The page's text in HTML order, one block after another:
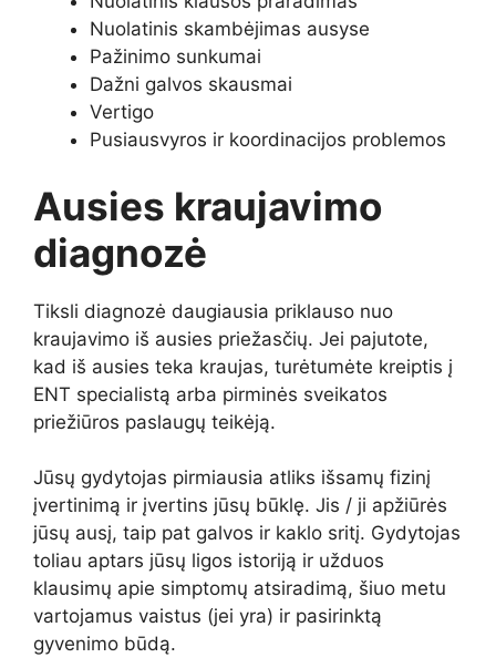
Nuolatinis skambėjimas ausyse
Pažinimo sunkumai
Dažni galvos skausmai
Vertigo
Pusiausvyros ir koordinacijos problemos
Ausies kraujavimo
diagnozė
Tiksli diagnozė daugiausia priklauso nuo
kraujavimo iš ausies priežasčių. Jei pajutote,
kad iš ausies teka kraujas, turėtumėte kreiptis į
ENT specialistą arba pirminės sveikatos
priežiūros paslaugų teikėją.
Jūsų gydytojas pirmiausia atliks išsamų fizinį
įvertinimą ir įvertins jūsų būklę. Jis / ji apžiūrės
jūsų ausį, taip pat galvos ir kaklo sritį. Gydytojas
toliau aptars jūsų ligos istoriją ir užduos
klausimų apie simptomų atsiradimą, šiuo metu
vartojamus vaistus (jei yra) ir pasirinktą
gyvenimo būdą.